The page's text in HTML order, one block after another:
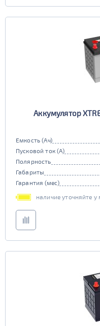
Аккумулятор
Емкость (Ач)
Пусковой ток (А)
Полярность
Габариты
Гарантия (мес)
наличие уточняйте